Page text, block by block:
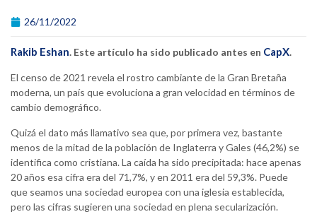
26/11/2022
Rakib Eshan. Este artículo ha sido publicado antes en CapX.
El censo de 2021 revela el rostro cambiante de la Gran Bretaña
moderna, un país que evoluciona a gran velocidad en términos de
cambio demográfico.
Quizá el dato más llamativo sea que, por primera vez, bastante
menos de la mitad de la población de Inglaterra y Gales (46,2%) se
identifica como cristiana. La caída ha sido precipitada: hace apenas
20 años esa cifra era del 71,7%, y en 2011 era del 59,3%. Puede
que seamos una sociedad europea con una iglesia establecida,
pero las cifras sugieren una sociedad en plena secularización.